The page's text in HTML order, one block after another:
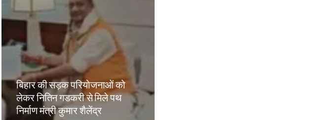
बिहार की सड़क परियोजनाओं को
लेकर नितिन गडकरी से मिले पथ
निर्माण मंत्री कुमार शैलेंद्र